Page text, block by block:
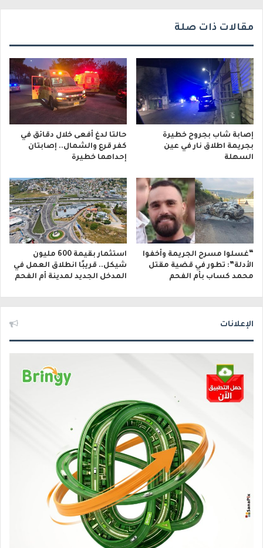
مقالات ذات صلة
إصابة شاب بجروح خطيرة
بجريمة اطلاق نار في عين
السهلة
حالتا لدغ أفعى خلال دقائق في
كفر قرع والشمال.. إصابتان
إحداهما خطيرة
“غسلوا مسرح الجريمة وأخفوا
الأدلة”: تطور في قضية مقتل
محمد كساب بأم الفحم
استثمار بقيمة 600 مليون
شيكل.. قريبًا انطلاق العمل في
المدخل الجديد لمدينة أم الفحم
الإعلانات